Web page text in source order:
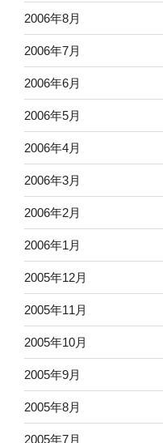
2006年8月
2006年7月
2006年6月
2006年5月
2006年4月
2006年3月
2006年2月
2006年1月
2005年12月
2005年11月
2005年10月
2005年9月
2005年8月
2005年7月